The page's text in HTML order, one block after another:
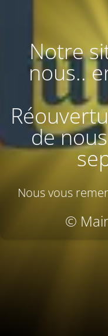
Notre
nous..
de
Nous vous
©